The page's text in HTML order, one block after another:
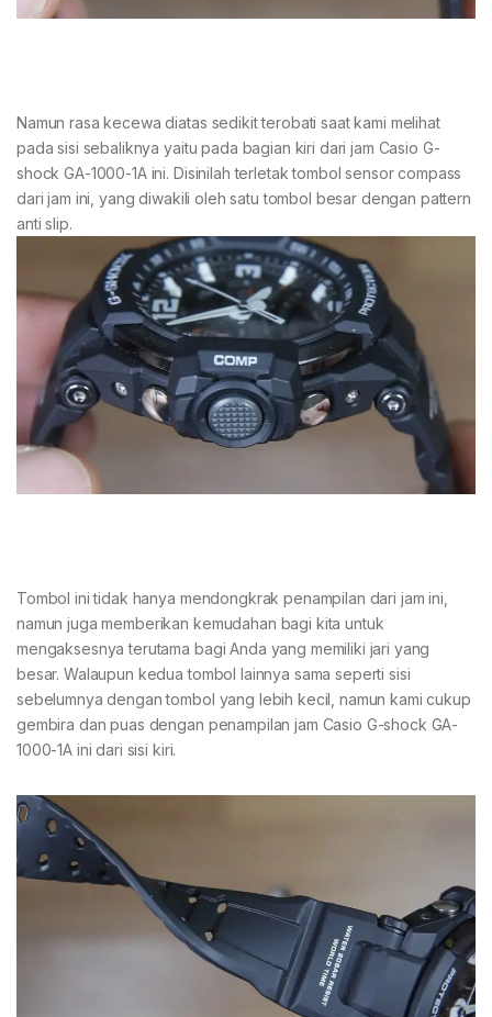
Namun rasa kecewa diatas sedikit terobati saat kami melihat
pada sisi sebaliknya yaitu pada bagian kiri dari jam Casio G-
shock GA-1000-1A ini. Disinilah terletak tombol sensor compass
dari jam ini, yang diwakili oleh satu tombol besar dengan pattern
anti slip.
Tombol ini tidak hanya mendongkrak penampilan dari jam ini,
namun juga memberikan kemudahan bagi kita untuk
mengaksesnya terutama bagi Anda yang memiliki jari yang
besar. Walaupun kedua tombol lainnya sama seperti sisi
sebelumnya dengan tombol yang lebih kecil, namun kami cukup
gembira dan puas dengan penampilan jam Casio G-shock GA-
1000-1A ini dari sisi kiri.